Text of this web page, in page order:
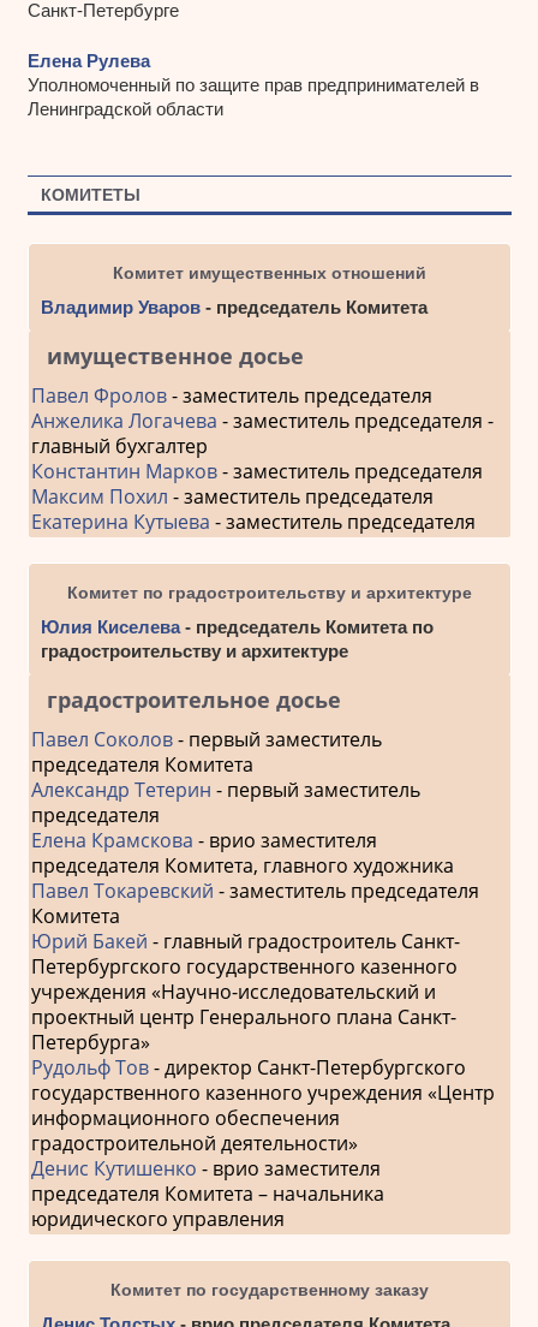
Санкт-Петербурге
Елена Рулева
Уполномоченный по защите прав предпринимателей в
Ленинградской области
КОМИТЕТЫ
Комитет имущественных отношений
Владимир Уваров- председатель Комитета
имущественное досье
Павел Фролов- заместитель председателя
Анжелика Логачева - заместитель председателя -
главный бухгалтер
Константин Марков- заместитель председателя
Максим Похил - заместитель председателя
Екатерина Кутыева - заместитель председателя
Комитет по градостроительству и архитектуре
Юлия Киселева- председатель Комитета по
градостроительству и архитектуре
градостроительное досье
Павел Соколов- первый заместитель
председателя Комитета
Александр Тетерин - первый заместитель
председателя
Елена Крамскова - врио заместителя
председателя Комитета, главного художника
Павел Токаревский - заместитель председателя
Комитета
Юрий Бакей - главный градостроитель Санкт-
Петербургского государственного казенного
учреждения «Научно-исследовательский и
проектный центр Генерального плана Санкт-
Петербурга»
Рудольф Тов- директор Санкт-Петербургского
государственного казенного учреждения «Центр
информационного обеспечения
градостроительной деятельности»
Денис Кутишенко - врио заместителя
председателя Комитета – начальника
юридического управления
Комитет по государственному заказу